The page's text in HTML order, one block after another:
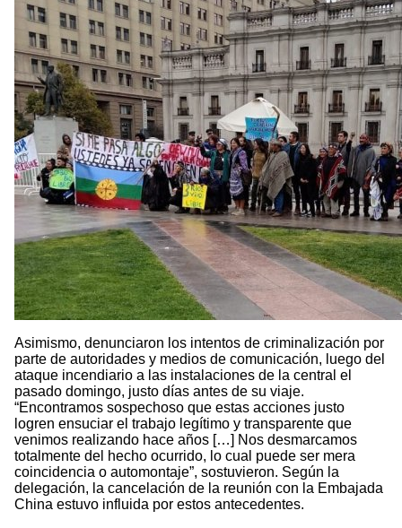
Asimismo, denunciaron los intentos de criminalización por
parte de autoridades y medios de comunicación, luego del
ataque incendiario a las instalaciones de la central el
pasado domingo, justo días antes de su viaje.
“Encontramos sospechoso que estas acciones justo
logren ensuciar el trabajo legítimo y transparente que
venimos realizando hace años […] Nos desmarcamos
totalmente del hecho ocurrido, lo cual puede ser mera
coincidencia o automontaje”, sostuvieron. Según la
delegación, la cancelación de la reunión con la Embajada
China estuvo influida por estos antecedentes.